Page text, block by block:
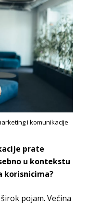
i komunikacije
prate
u kontekstu
korisnicima?
pojam. Većina